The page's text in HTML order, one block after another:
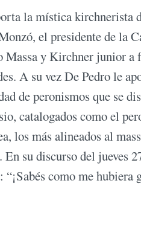
la mística kirchnerista
el presidente de la
Massa y Kirchner junior a
A su vez De Pedro le
de peronismos que se
catalogados como el
los más alineados al
su discurso del jueves
como me hubiera